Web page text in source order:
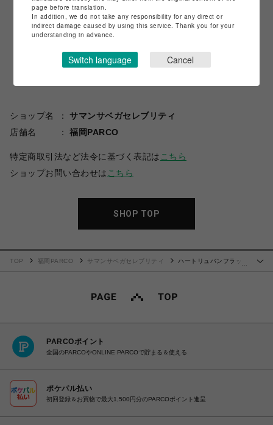
ショップ名
サマンサベガセレブリティ
店舗名
福岡PARCO
特定商取引法など法令に基づく表記は こちら
ショップお問い合わせは こちら
SHOP TOP
…
TOP 福岡PARCO サマンサベガセレブリティ
ハートリュバンフラッタ
PARCOポイント
全国のPARCOやONLINE PARCOで貯まる＆使える
ポケパル払い
初回登録＆お買物で最大1,500円分のPARCOポイント進呈
page before translation.
In addition, we do not take any responsibility for any direct or
indirect damage caused by using this service. Thank you for your
understanding in advance.
Switch language Cancel